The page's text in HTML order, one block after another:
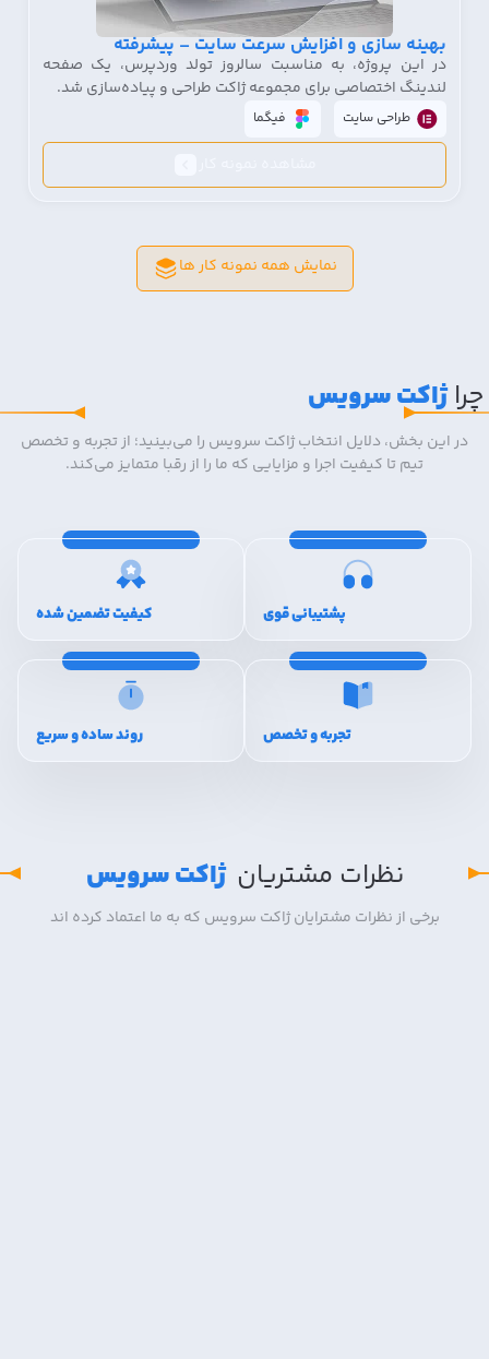
بهینه سازی و افزایش سرعت سایت – پیشرفته
در این پروژه، به مناسبت سالروز تولد وردپرس، یک صفحه
لندینگ اختصاصی برای مجموعه ژاکت طراحی و پیاده‌سازی شد.
طراحی سایت فیگما
نمایش همه نمونه کار ها
چراژاکت سرویس
در این بخش، دلایل انتخاب ژاکت سرویس را می‌بینید؛ از تجربه و تخصص
تیم تا کیفیت اجرا و مزایایی که ما را از رقبا متمایز می‌کند.
پشتیبانی قوی کیفیت تضمین شده
تجربه و تخصص روند ساده و سریع
نظرات مشتریانژاکت سرویس
برخی از نظرات مشترایان ژاکت سرویس که به ما اعتماد کرده اند